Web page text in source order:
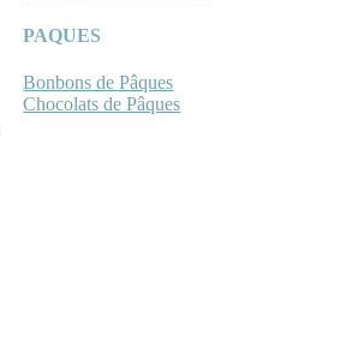
PAQUES
Bonbons de Pâques
Chocolats de Pâques